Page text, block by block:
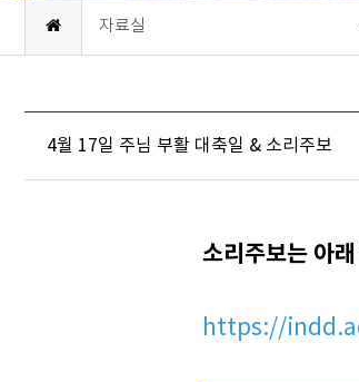
자료실
4월 17일 주님 부활 대축일 & 소리주보
소리주보는 아
https://